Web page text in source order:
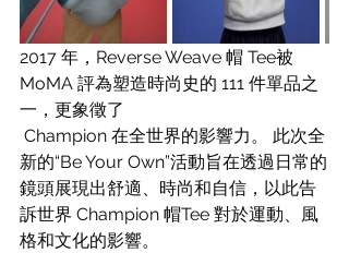
2017 年，Reverse Weave 帽 Tee被
MoMA 評為塑造時尚史的 111 件單品之
一，更象徵了
新的“Be Your Own”活動旨在透過日常的
鏡頭展現出舒適、時尚和自信，以此告
訴世界 Champion 帽Tee 對於運動、風
格和文化的影響。